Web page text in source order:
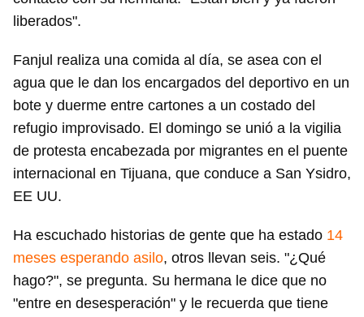
liberados".
Fanjul realiza una comida al día, se asea con el
agua que le dan los encargados del deportivo en un
bote y duerme entre cartones a un costado del
refugio improvisado. El domingo se unió a la vigilia
de protesta encabezada por migrantes en el puente
internacional en Tijuana, que conduce a San Ysidro,
EE UU.
Ha escuchado historias de gente que ha estado 14
meses esperando asilo, otros llevan seis. "¿Qué
hago?", se pregunta. Su hermana le dice que no
"entre en desesperación" y le recuerda que tiene